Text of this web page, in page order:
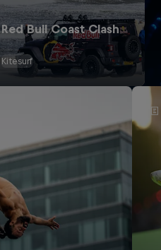
Red Bull Coast Clash
Kitesurf